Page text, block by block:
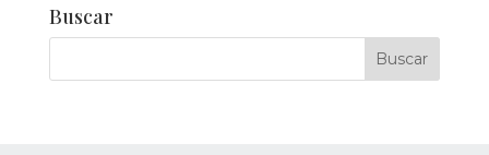
Buscar